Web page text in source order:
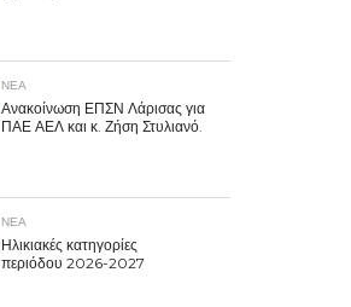
ΝΕΑ
Ανακοίνωση ΕΠΣΝ Λάρισας για
ΠΑΕ ΑΕΛ και κ. Ζήση Στυλιανό.
ΝΕΑ
Ηλικιακές κατηγορίες
περιόδου 2026-2027